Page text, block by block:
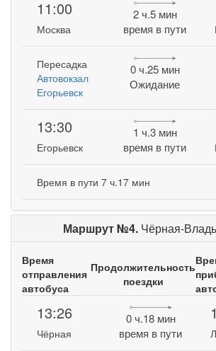
11:00
Москва
2 ч.5 мин
время в пути
Пересадка
Автовокзал
Егорьевск
0 ч.25 мин
Ожидание
13:30
Егорьевск
1 ч.3 мин
время в пути
Время в пути 7 ч.17 мин
Маршрут №4. Чёрная-
Время
отправления
автобуса
Продолжительность
поездки
13:26
Чёрная
0 ч.18 мин
время в пути